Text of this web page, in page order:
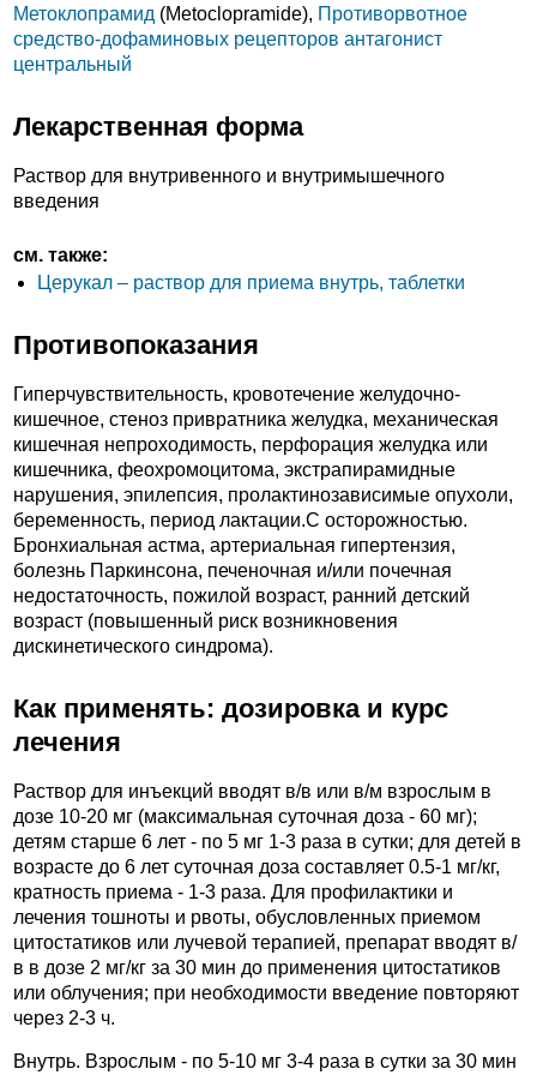
Метоклопрамид (Metoclopramide), Противорвотное
средство-дофаминовых рецепторов антагонист
центральный
Лекарственная форма
Раствор для внутривенного и внутримышечного
введения
см. также:
Церукал – раствор для приема внутрь, таблетки
Противопоказания
Гиперчувствительность, кровотечение желудочно-
кишечное, стеноз привратника желудка, механическая
кишечная непроходимость, перфорация желудка или
кишечника, феохромоцитома, экстрапирамидные
нарушения, эпилепсия, пролактинозависимые опухоли,
беременность, период лактации.C осторожностью.
Бронхиальная астма, артериальная гипертензия,
болезнь Паркинсона, печеночная и/или почечная
недостаточность, пожилой возраст, ранний детский
возраст (повышенный риск возникновения
дискинетического синдрома).
Как применять: дозировка и курс
лечения
Раствор для инъекций вводят в/в или в/м взрослым в
дозе 10-20 мг (максимальная суточная доза - 60 мг);
детям старше 6 лет - по 5 мг 1-3 раза в сутки; для детей в
возрасте до 6 лет суточная доза составляет 0.5-1 мг/кг,
кратность приема - 1-3 раза. Для профилактики и
лечения тошноты и рвоты, обусловленных приемом
цитостатиков или лучевой терапией, препарат вводят в/
в в дозе 2 мг/кг за 30 мин до применения цитостатиков
или облучения; при необходимости введение повторяют
через 2-3 ч.
Внутрь. Взрослым - по 5-10 мг 3-4 раза в сутки за 30 мин